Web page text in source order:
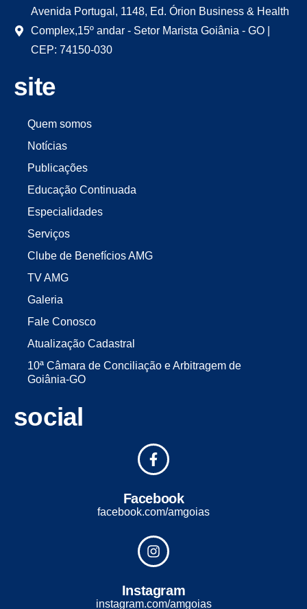
Avenida Portugal, 1148, Ed. Órion Business & Health
Complex,15º andar - Setor Marista Goiânia - GO |
CEP: 74150-030
site
Quem somos
Notícias
Publicações
Educação Continuada
Especialidades
Serviços
Clube de Benefícios AMG
TV AMG
Galeria
Fale Conosco
Atualização Cadastral
10ª Câmara de Conciliação e Arbitragem de
Goiânia-GO
social
Facebook
facebook.com/amgoias
Instagram
instagram.com/amgoias